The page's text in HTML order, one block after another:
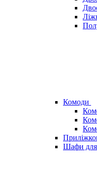
Комоди
Шафи для